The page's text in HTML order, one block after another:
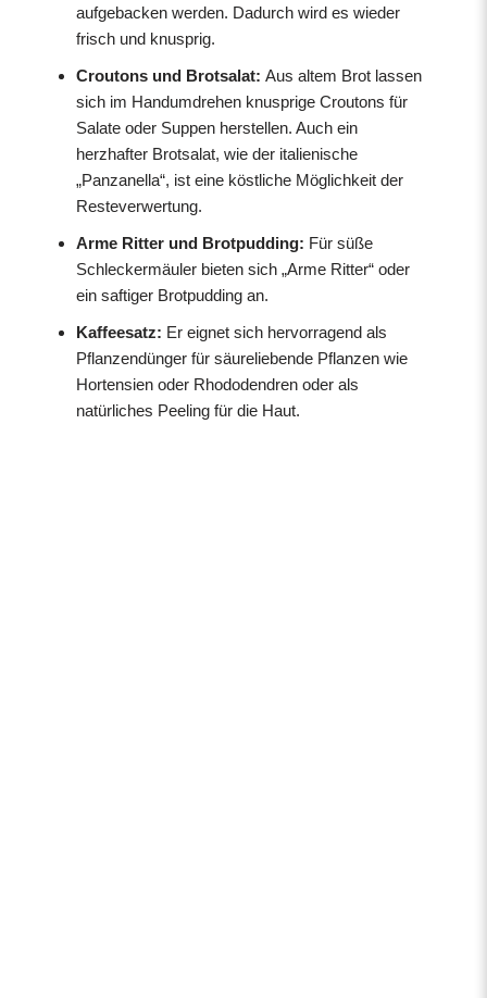
aufgebacken werden. Dadurch wird es wieder
frisch und knusprig.
Croutons und Brotsalat: Aus altem Brot lassen
sich im Handumdrehen knusprige Croutons für
Salate oder Suppen herstellen. Auch ein
herzhafter Brotsalat, wie der italienische
„Panzanella“, ist eine köstliche Möglichkeit der
Resteverwertung.
Arme Ritter und Brotpudding: Für süße
Schleckermäuler bieten sich „Arme Ritter“ oder
ein saftiger Brotpudding an.
Kaffeesatz: Er eignet sich hervorragend als
Pflanzendünger für säureliebende Pflanzen wie
Hortensien oder Rhododendren oder als
natürliches Peeling für die Haut.